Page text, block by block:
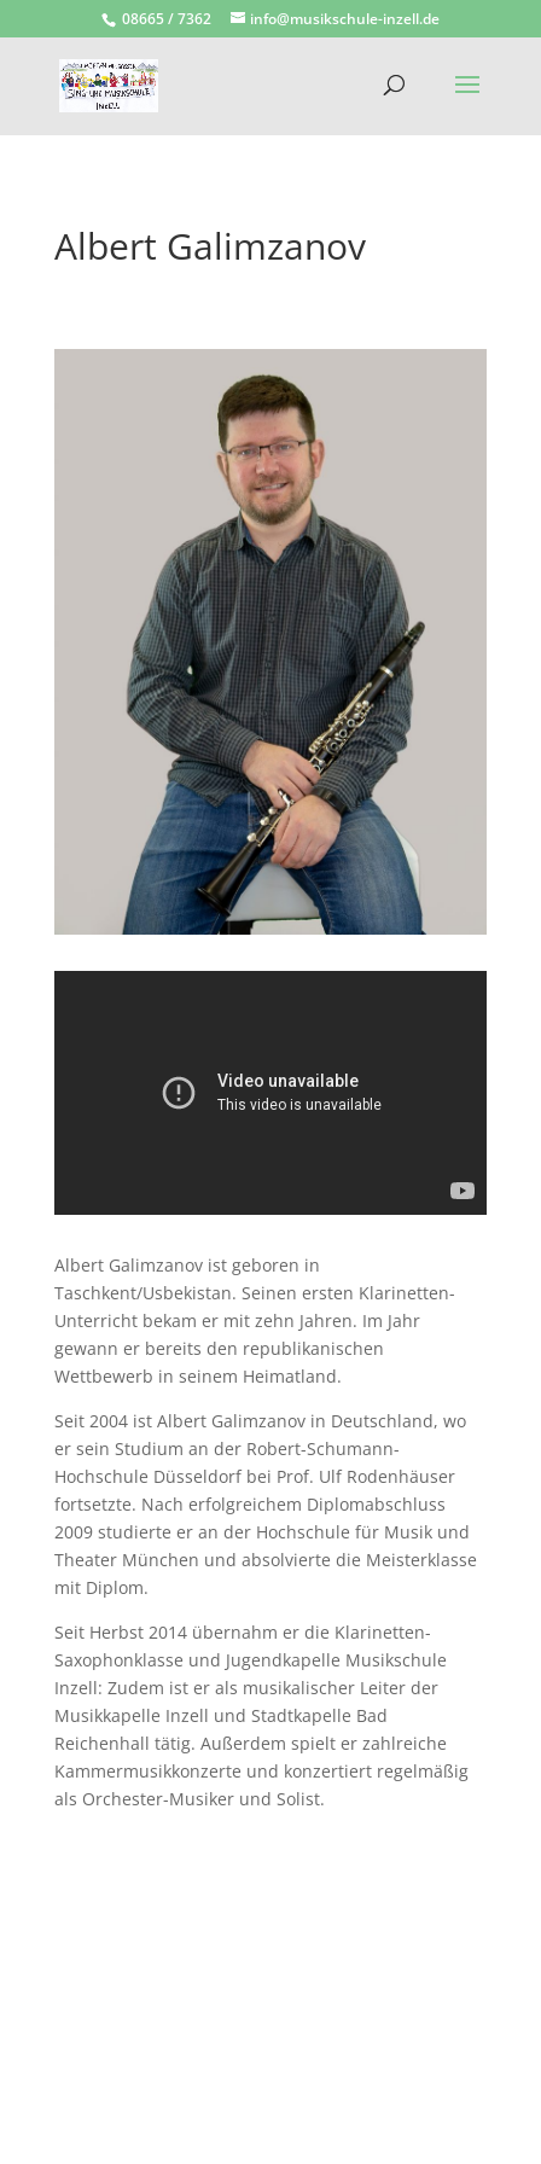
08665 / 7362 info@musikschule-inzell.de
Albert Galimzanov
Albert Galimzanov ist geboren in
Taschkent/Usbekistan. Seinen ersten Klarinetten-
Unterricht bekam er mit zehn Jahren. Im Jahr
gewann er bereits den republikanischen
Wettbewerb in seinem Heimatland.
Seit 2004 ist Albert Galimzanov in Deutschland, wo
er sein Studium an der Robert-Schumann-
Hochschule Düsseldorf bei Prof. Ulf Rodenhäuser
fortsetzte. Nach erfolgreichem Diplomabschluss
2009 studierte er an der Hochschule für Musik und
Theater München und absolvierte die Meisterklasse
mit Diplom.
Seit Herbst 2014 übernahm er die Klarinetten-
Saxophonklasse und Jugendkapelle Musikschule
Inzell: Zudem ist er als musikalischer Leiter der
Musikkapelle Inzell und Stadtkapelle Bad
Reichenhall tätig. Außerdem spielt er zahlreiche
Kammermusikkonzerte und konzertiert regelmäßig
als Orchester-Musiker und Solist.